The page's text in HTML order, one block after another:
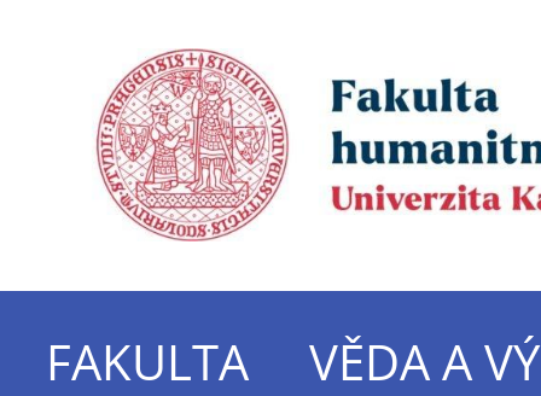
FAKULTA VĚDA A